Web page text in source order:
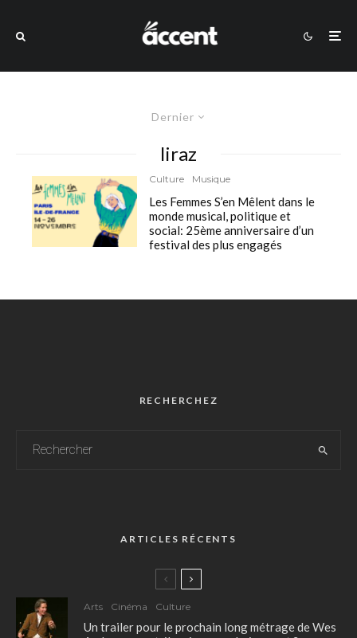
Dernier
liraz
Culture Musique
Les Femmes S’en Mêlent dans le
monde musical, politique et
social: 25ème anniversaire d’un
festival des plus engagés
RECHERCHEZ
ARTICLES RÉCENTS
Arts Cinéma Culture
Un trailer pour le prochain long métrage de Wes